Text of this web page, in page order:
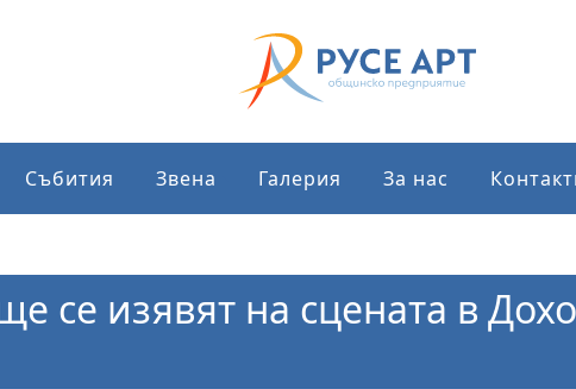
Събития Звена Галерия За нас
се изявят на сцената в